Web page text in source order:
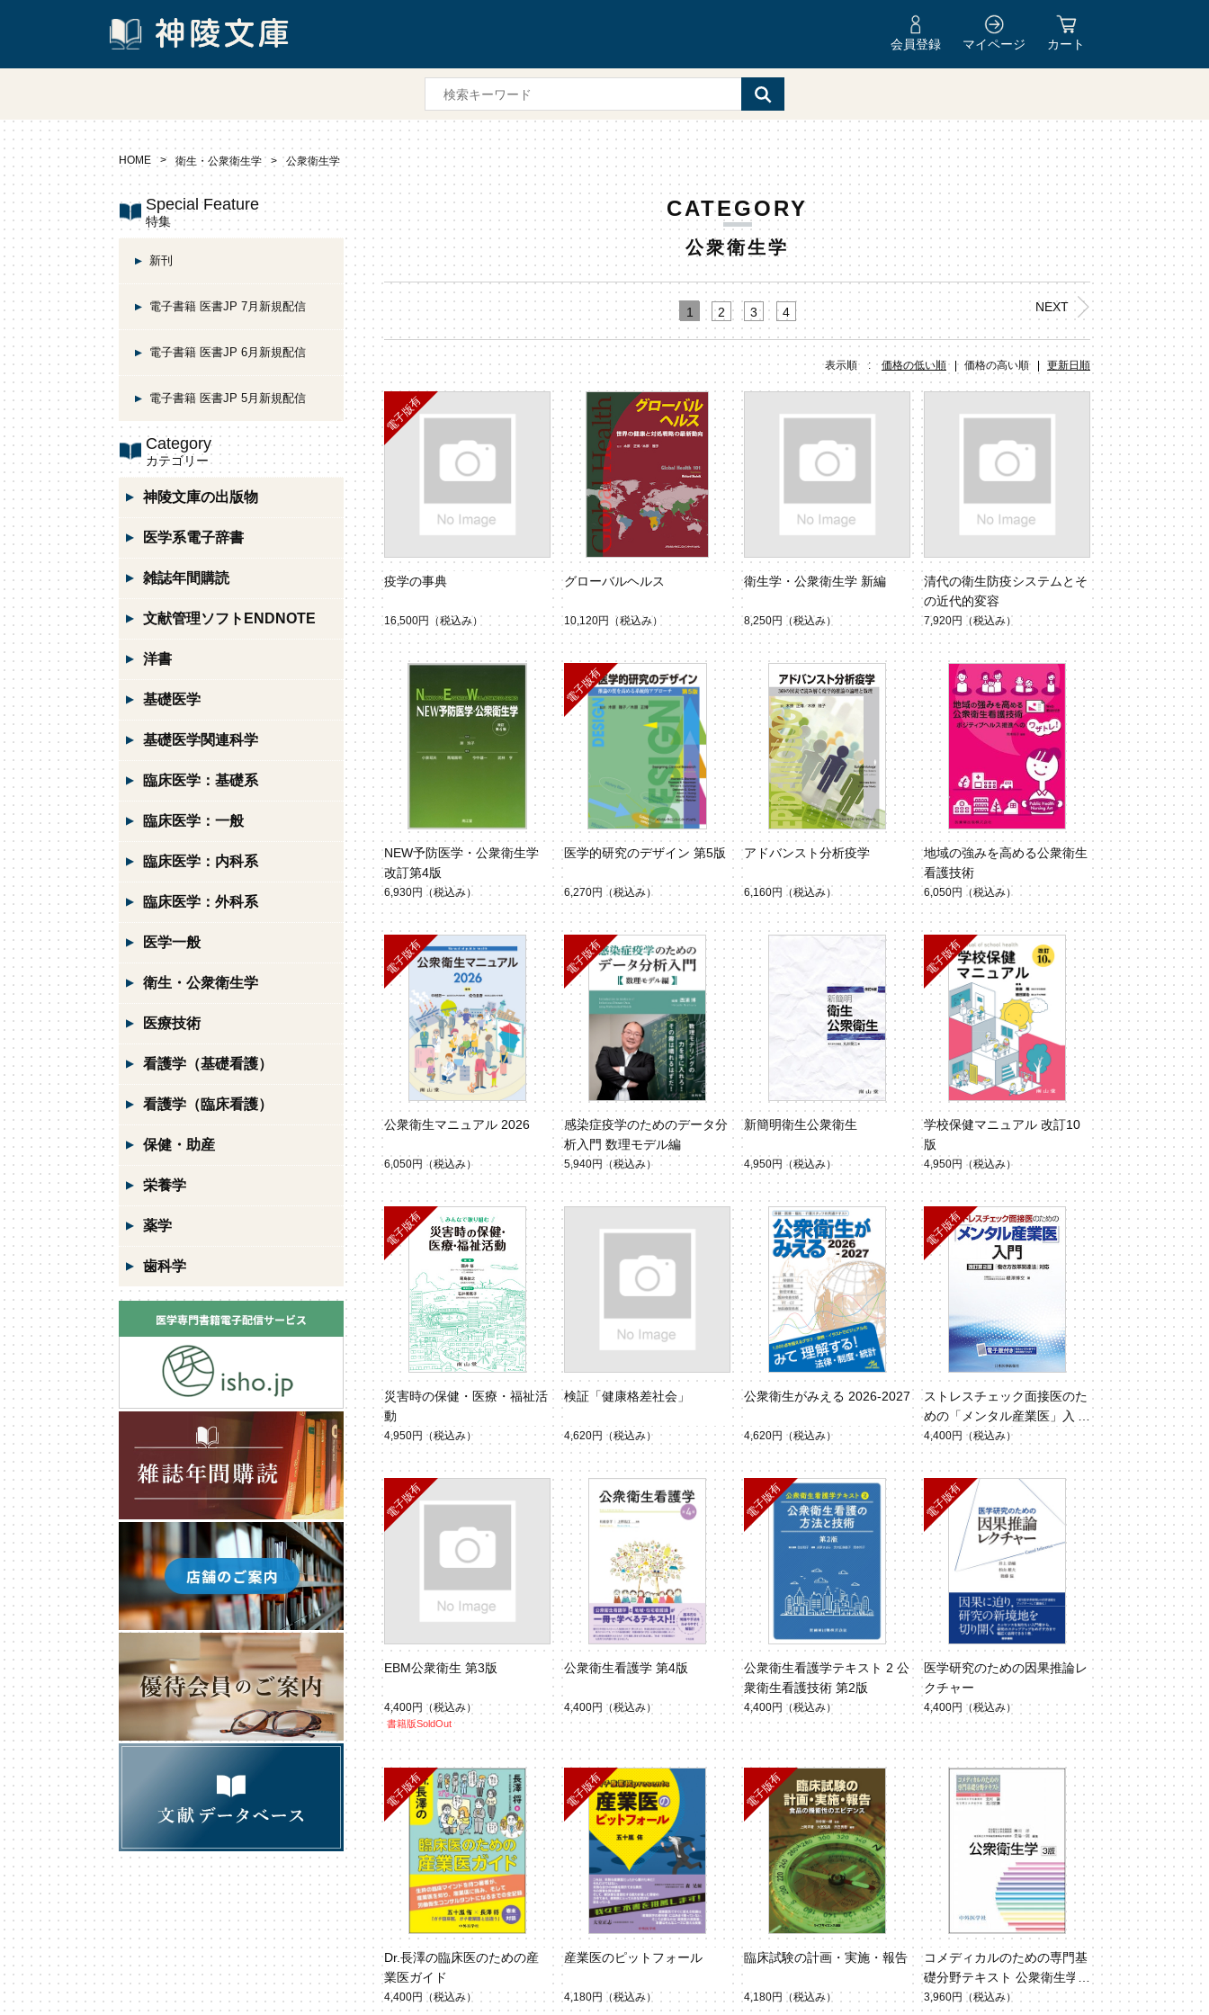
会員登録 マイページ カート
HOME 衛生・公衆衛生学 公衆衛生学
CATEGORY
公衆衛生学
NEXT
1 2 3 4
表示順 : 価格の低い順 価格の高い順 更新日順
疫学の事典
16,500円 （税込み）
グローバルヘルス
10,120円 （税込み）
衛生学・公衆衛生学 新編
8,250円 （税込み）
清代の衛生防疫システムとそ
の近代的変容
7,920円 （税込み）
NEW予防医学・公衆衛生学
改訂第4版
6,930円 （税込み）
医学的研究のデザイン 第5版
6,270円 （税込み）
アドバンスト分析疫学
6,160円 （税込み）
地域の強みを高める公衆衛生
看護技術
6,050円 （税込み）
公衆衛生マニュアル 2026
6,050円 （税込み）
感染症疫学のためのデータ分
析入門 数理モデル編
5,940円 （税込み）
新簡明衛生公衆衛生
4,950円 （税込み）
学校保健マニュアル 改訂10
版
4,950円 （税込み）
災害時の保健・医療・福祉活
動
4,950円 （税込み）
検証「健康格差社会」
4,620円 （税込み）
公衆衛生がみえる 2026-2027
4,620円 （税込み）
ストレスチェック面接医のた
めの「メンタル産業医」入門
改訂第2版【電子版】
4,400円 （税込み）
EBM公衆衛生 第3版
4,400円 （税込み）
書籍版SoldOut
公衆衛生看護学 第4版
4,400円 （税込み）
公衆衛生看護学テキスト 2 公
衆衛生看護技術 第2版
4,400円 （税込み）
医学研究のための因果推論レ
クチャー
4,400円 （税込み）
Dr.長澤の臨床医のための産
業医ガイド
4,400円 （税込み）
産業医のピットフォール
4,180円 （税込み）
臨床試験の計画・実施・報告
4,180円 （税込み）
コメディカルのための専門基
礎分野テキスト 公衆衛生学
3,960円 （税込み）
Special Feature
特集
新刊
電子書籍 医書JP 7月新規配信
電子書籍 医書JP 6月新規配信
電子書籍 医書JP 5月新規配信
Category
カテゴリー
神陵文庫の出版物
医学系電子辞書
雑誌年間購読
文献管理ソフトENDNOTE
洋書
基礎医学
基礎医学関連科学
臨床医学：基礎系
臨床医学：一般
臨床医学：内科系
臨床医学：外科系
医学一般
衛生・公衆衛生学
医療技術
看護学（基礎看護）
看護学（臨床看護）
保健・助産
栄養学
薬学
歯科学